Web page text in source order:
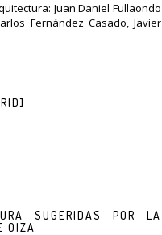
Juan Daniel Fullaondo
Fernández Casado, Javier
SUGERIDAS POR LA
OIZA